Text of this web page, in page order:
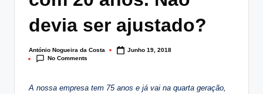
devia ser ajustado?
Posted
by
António Nogueira da Costa
Junho 19, 2018
No Comments
A nossa empresa tem 75 anos e já vai na quarta geração,